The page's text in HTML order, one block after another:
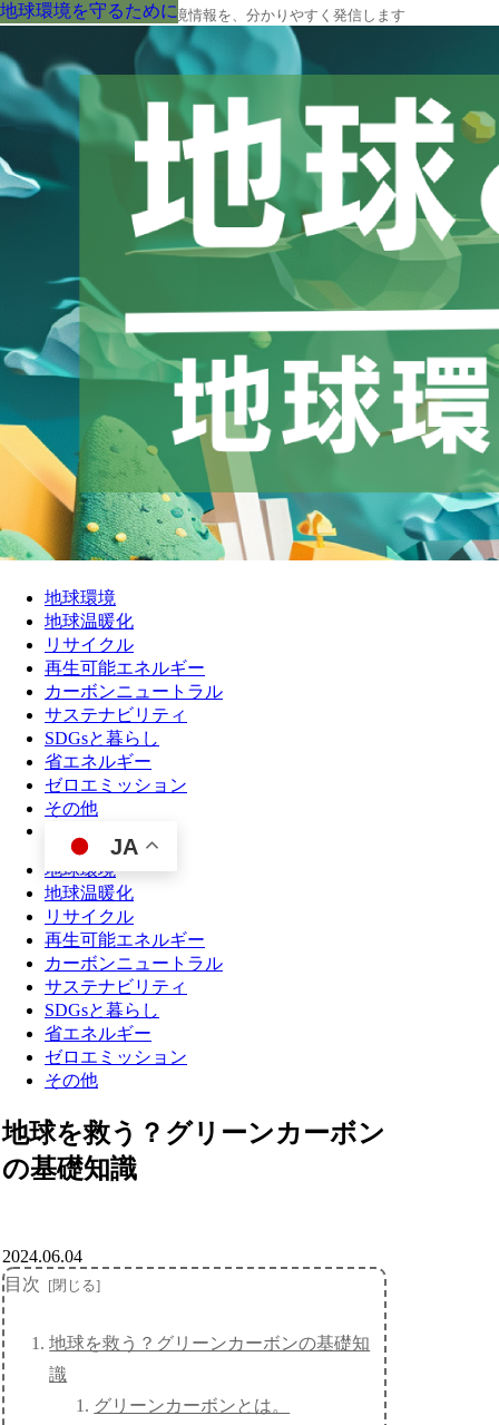
地球の今と未来に役立つ環境情報を、分かりやすく発信します
地球環境
地球温暖化
リサイクル
再生可能エネルギー
カーボンニュートラル
サステナビリティ
SDGsと暮らし
省エネルギー
ゼロエミッション
その他
JA
地球環境
地球温暖化
リサイクル
再生可能エネルギー
カーボンニュートラル
サステナビリティ
SDGsと暮らし
省エネルギー
ゼロエミッション
その他
地球を救う？グリーンカーボン
の基礎知識
地球環境を守るために
2024.06.04
目次
地球を救う？グリーンカーボンの基礎知
識
グリーンカーボンとは。
地球環境を守るために
地球環境を守るために
地球環境を守るために
地球環境を守るために
地球環境を守るために
地球環境を守るために
地球環境を守るために
地球環境を守るために